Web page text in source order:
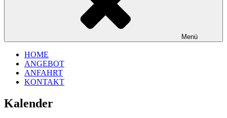
Menü
HOME
ANGEBOT
ANFAHRT
KONTAKT
Kalender